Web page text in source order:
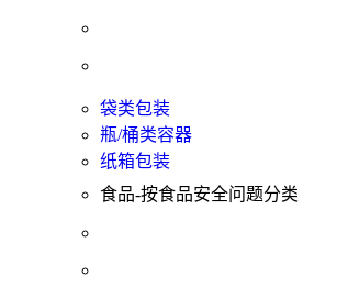
袋类包装
瓶/桶类容器
纸箱包装
食品-按食品安全问题分类